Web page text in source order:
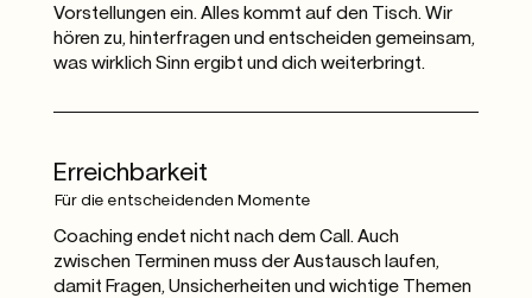
Vorstellungen ein. Alles kommt auf den Tisch. Wir
hören zu, hinterfragen und entscheiden gemeinsam,
was wirklich Sinn ergibt und dich weiterbringt.
Erreichbarkeit
Für die entscheidenden Momente
Coaching endet nicht nach dem Call. Auch
zwischen Terminen muss der Austausch laufen,
damit Fragen, Unsicherheiten und wichtige Themen